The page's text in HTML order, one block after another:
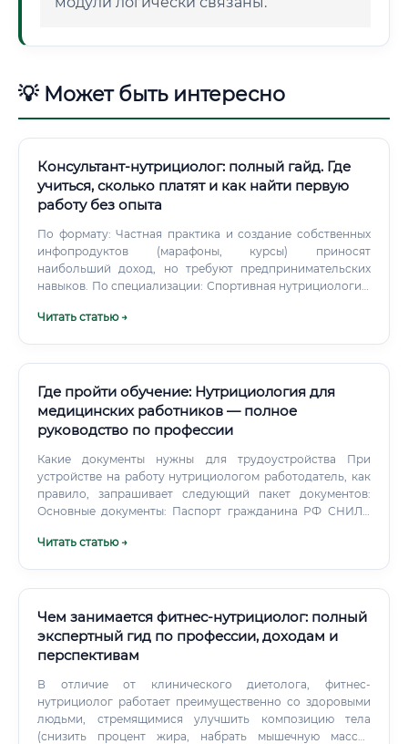
💡 Может быть интересно
Консультант-нутрициолог: полный гайд. Где
учиться, сколько платят и как найти первую
работу без опыта
По формату: Частная практика и создание собственных
инфопродуктов (марафоны, курсы) приносят
наибольший доход, но требуют предпринимательских
навыков. По специализации: Спортивная нутрициология,
— востребованные и высокооплачиваемые ниши.
Читать статью →
Где пройти обучение: Нутрициология для
медицинских работников — полное
руководство по профессии
Какие документы нужны для трудоустройства При
устройстве на работу нутрициологом работодатель, как
правило, запрашивает следующий пакет документов:
Основные документы: Паспорт гражданина РФ СНИЛС
деятельности по форме СТД-Р) Образовательные
Сертификаты о прохождении курсов повышения
квалификации Сертификат специалиста или
свидетельство об аккредитации (для врачей —
обязательно) Медицинские документы: Медицинская
книжка с актуальными отметками о прохождении
медосмотра Справка об отсутствии судимости (для
работы с детьми и в медицинских учреждениях)
Дополнительные документы (в зависимости от места
Читать статью →
Чем занимается фитнес-нутрициолог: полный
экспертный гид по профессии, доходам и
перспективам
В отличие от клинического диетолога, фитнес-
нутрициолог работает преимущественно со здоровыми
людьми, стремящимися улучшить композицию тела
(снизить процент жира, набрать мышечную массу),